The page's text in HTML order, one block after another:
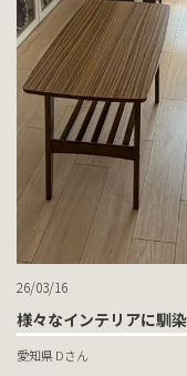
26/03/16
様々なインテリアに馴
愛知県 Dさん